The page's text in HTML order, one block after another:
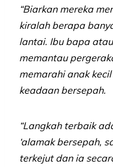
“Biarkan mereka
kiralah berapa
lantai. Ibu bapa
memantau
memarahi anak
keadaan bersepah.
“Langkah terbaik
‘alamak bersepah,
terkejut dan ia